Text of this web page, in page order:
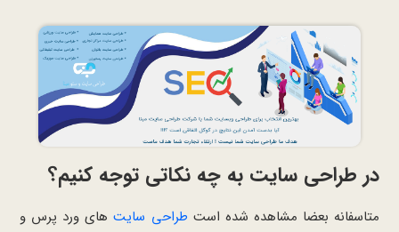
در طراحی سایت به چه نکاتی توجه کنیم؟
متاسفانه بعضا مشاهده شده است طراحی سایتهای ورد پرس و